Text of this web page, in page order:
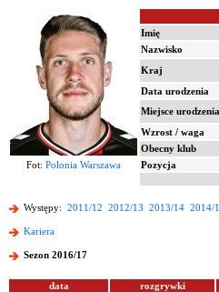
Imię
Nazwisko
Kraj
Data urodzenia
Miejsce urodzenia
Wzrost / waga
Obecny klub
Fot: Polonia Warszawa Pozycja
Występy: 2011/12 2012/13 2013/14 2014/
Kariera
Sezon 2016/17
data rozgrywki